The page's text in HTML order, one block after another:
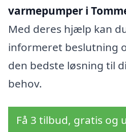
varmepumper i
Med deres hjælp kan
informeret beslutning
den bedste løsning til
behov.
Få 3 tilbud, gratis og